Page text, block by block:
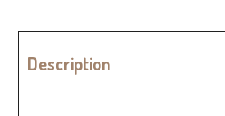
Description